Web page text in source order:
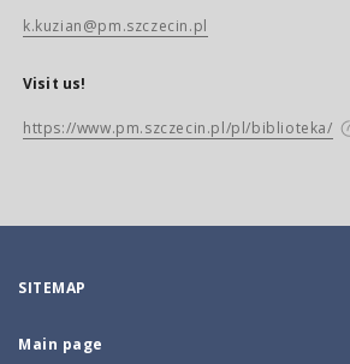
k.kuzian@pm.szczecin.pl
Visit us!
https://www.pm.szczecin.pl/pl/biblioteka/
SITEMAP
Main page